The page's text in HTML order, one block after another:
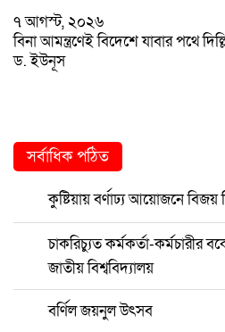
৭ আগস্ট, ২০২৬
বিনা আমন্ত্রণেই বিদেশে যাবার পথে
ড. ইউনূস
সর্বাধিক পঠিত
কুষ্টিয়ায় বর্ণাঢ্য আয়োজনে
চাকরিচ্যুত কর্মকর্তা-কর্মচারীর
জাতীয় বিশ্ববিদ্যালয়
বর্ণিল জয়নুল উৎসব